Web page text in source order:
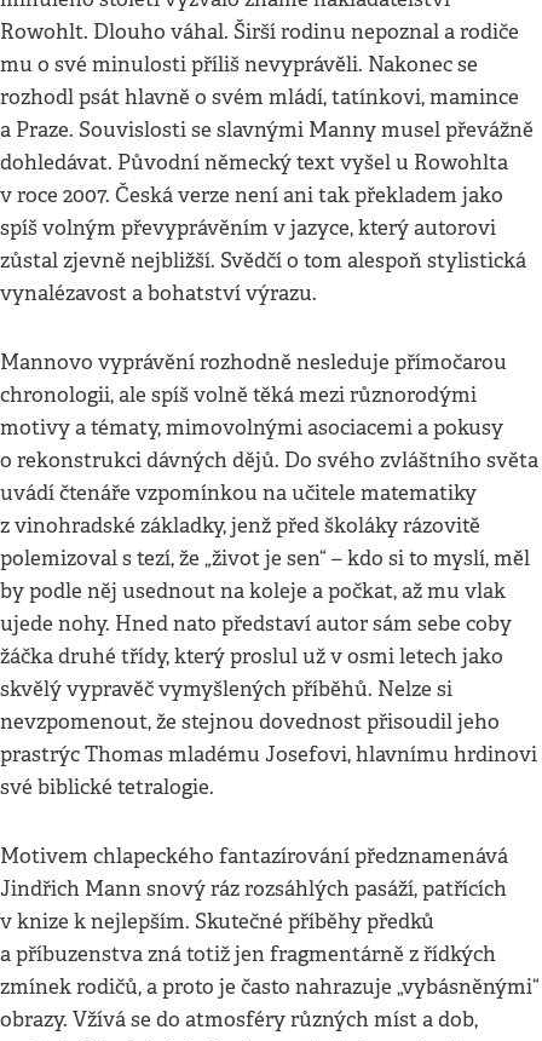
Rowohlt. Dlouho váhal. Širší rodinu nepoznal a rodiče
mu o své minulosti příliš nevyprávěli. Nakonec se
rozhodl psát hlavně o svém mládí, tatínkovi, mamince
a Praze. Souvislosti se slavnými Manny musel převážně
dohledávat. Původní německý text vyšel u Rowohlta
v roce 2007. Česká verze není ani tak překladem jako
spíš volným převyprávěním v jazyce, který autorovi
zůstal zjevně nejbližší. Svědčí o tom alespoň stylistická
vynalézavost a bohatství výrazu.
Mannovo vyprávění rozhodně nesleduje přímočarou
chronologii, ale spíš volně těká mezi různorodými
motivy a tématy, mimovolnými asociacemi a pokusy
o rekonstrukci dávných dějů. Do svého zvláštního světa
uvádí čtenáře vzpomínkou na učitele matematiky
z vinohradské základky, jenž před školáky rázovitě
polemizoval s tezí, že „život je sen“ – kdo si to myslí, měl
by podle něj usednout na koleje a počkat, až mu vlak
ujede nohy. Hned nato představí autor sám sebe coby
žáčka druhé třídy, který proslul už v osmi letech jako
skvělý vypravěč vymyšlených příběhů. Nelze si
nevzpomenout, že stejnou dovednost přisoudil jeho
prastrýc Thomas mladému Josefovi, hlavnímu hrdinovi
své biblické tetralogie.
Motivem chlapeckého fantazírování předznamenává
Jindřich Mann snový ráz rozsáhlých pasáží, patřících
v knize k nejlepším. Skutečné příběhy předků
a příbuzenstva zná totiž jen fragmentárně z řídkých
zmínek rodičů, a proto je často nahrazuje „vybásněnými“
obrazy. Vžívá se do atmosféry různých míst a dob,